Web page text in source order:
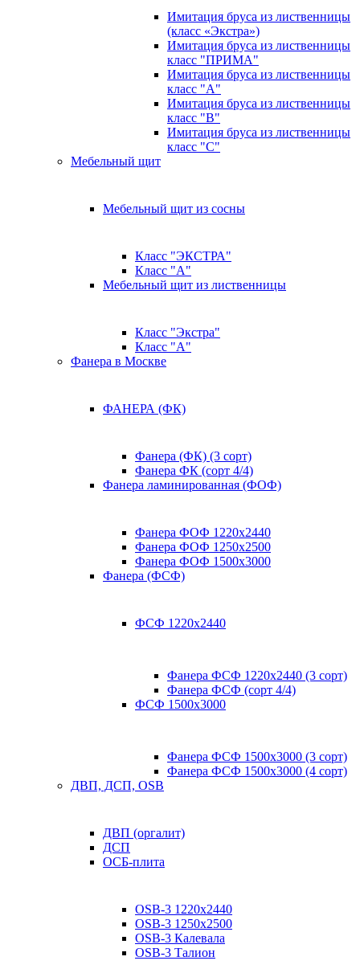
Имитация бруса из лиственницы
(класс «Экстра»)
Имитация бруса из лиственницы
класс "ПРИМА"
Имитация бруса из лиственницы
класс "А"
Имитация бруса из лиственницы
класс "B"
Имитация бруса из лиственницы
класс "C"
Мебельный щит
Мебельный щит из сосны
Класс "ЭКСТРА"
Класс "А"
Мебельный щит из лиственницы
Класс "Экстра"
Класс "А"
Фанера в Москве
ФАНЕРА (ФК)
Фанера (ФК) (3 сорт)
Фанера ФК (сорт 4/4)
Фанера ламинированная (ФОФ)
Фанера ФОФ 1220x2440
Фанера ФОФ 1250x2500
Фанера ФОФ 1500x3000
Фанера (ФСФ)
ФСФ 1220х2440
Фанера ФСФ 1220х2440 (3 сорт)
Фанера ФСФ (сорт 4/4)
ФСФ 1500х3000
Фанера ФСФ 1500х3000 (3 сорт)
Фанера ФСФ 1500х3000 (4 сорт)
ДВП, ДСП, OSB
ДВП (оргалит)
ДСП
ОСБ-плита
OSB-3 1220х2440
OSB-3 1250х2500
OSB-3 Калевала
OSB-3 Талион